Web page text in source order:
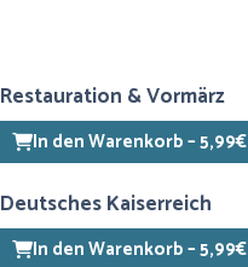
Restauration & Vormärz
In den Warenkorb – 5,99€
Deutsches Kaiserreich
In den Warenkorb – 5,99€